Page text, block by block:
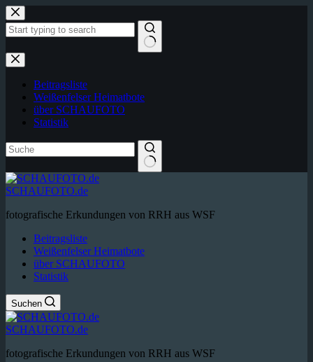
Zum
Inhalt
springen
Keine
Ergebnisse
Beitragsliste
Weißenfelser Heimatbote
über SCHAUFOTO
Statistik
SCHAUFOTO.de
fotografische Erkundungen von RRH aus WSF
Beitragsliste
Weißenfelser Heimatbote
über SCHAUFOTO
Statistik
Suchen
SCHAUFOTO.de
fotografische Erkundungen von RRH aus WSF